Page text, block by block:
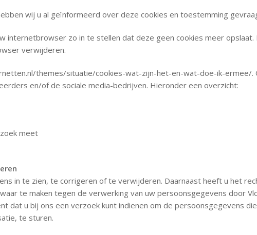
wij u al geïnformeerd over deze cookies en toestemming
internetbrowser zo in te stellen dat deze geen cookies meer
verwijderen.
themes/situatie/cookies-wat-zijn-het-en-wat-doe-ik-ermee/
en/of de sociale media-bedrijven. Hieronder een overzicht:
meet
in te zien, te corrigeren of te verwijderen. Daarnaast heeft u het
te maken tegen de verwerking van uw persoonsgegevens door
dat u bij ons een verzoek kunt indienen om de persoonsgegevens
te sturen.